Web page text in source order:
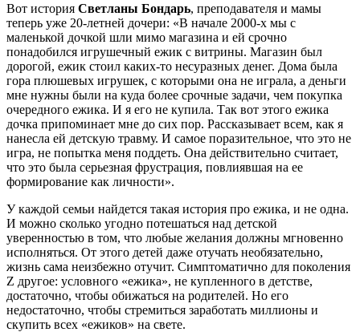
Вот история Светланы Бондарь, преподавателя и мамы
теперь уже 20-летней дочери: «В начале 2000-х мы с
маленькой дочкой шли мимо магазина и ей срочно
понадобился игрушечный ежик с витрины. Магазин был
дорогой, ежик стоил каких-то несуразных денег. Дома была
гора плюшевых игрушек, с которыми она не играла, а деньги
мне нужны были на куда более срочные задачи, чем покупка
очередного ежика. И я его не купила. Так вот этого ежика
дочка припоминает мне до сих пор. Рассказывает всем, как я
нанесла ей детскую травму. И самое поразительное, что это не
игра, не попытка меня поддеть. Она действительно считает,
что это была серьезная фрустрация, повлиявшая на ее
формирование как личности».
У каждой семьи найдется такая история про ежика, и не одна.
И можно сколько угодно потешаться над детской
уверенностью в том, что любые желания должны мгновенно
исполняться. От этого детей даже отучать необязательно,
жизнь сама неизбежно отучит. Симптоматично для поколения
Z другое: условного «ежика», не купленного в детстве,
достаточно, чтобы обижаться на родителей. Но его
недостаточно, чтобы стремиться заработать миллионы и
скупить всех «ежиков» на свете.